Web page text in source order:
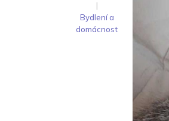
|
Bydlení a
domácnost